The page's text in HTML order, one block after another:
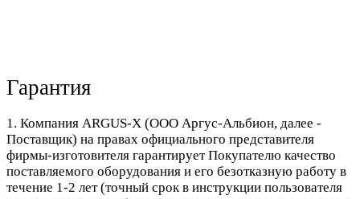
Гарантия
1. Компания ARGUS-X (ООО Аргус-Альбион, далее -
Поставщик) на правах официального представителя
фирмы-изготовителя гарантирует Покупателю качество
поставляемого оборудования и его безотказную работу в
течение 1-2 лет (точный срок в инструкции пользователя